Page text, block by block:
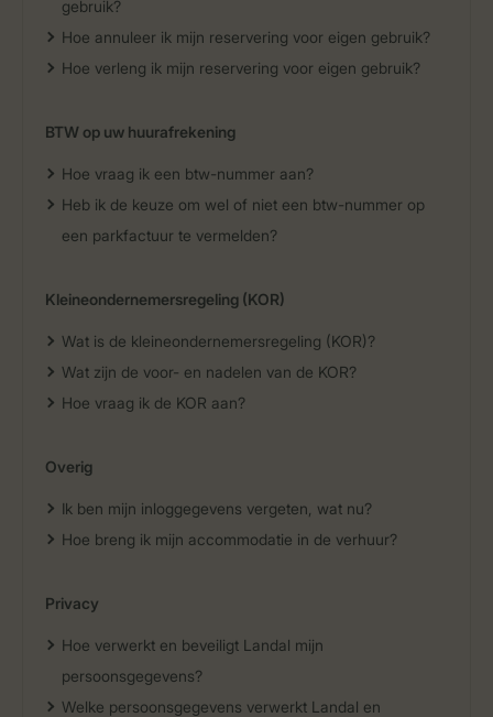
gebruik?
Hoe annuleer ik mijn reservering voor eigen gebruik?
Hoe verleng ik mijn reservering voor eigen gebruik?
BTW op uw huurafrekening
Hoe vraag ik een btw-nummer aan?
Heb ik de keuze om wel of niet een btw-nummer op
een parkfactuur te vermelden?
Kleineondernemersregeling (KOR)
Wat is de kleineondernemersregeling (KOR)?
Wat zijn de voor- en nadelen van de KOR?
Hoe vraag ik de KOR aan?
Overig
Ik ben mijn inloggegevens vergeten, wat nu?
Hoe breng ik mijn accommodatie in de verhuur?
Privacy
Hoe verwerkt en beveiligt Landal mijn
persoonsgegevens?
Welke persoonsgegevens verwerkt Landal en